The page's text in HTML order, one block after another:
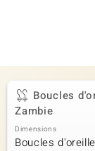
Boucles
Zambie
Dimensions
Boucles